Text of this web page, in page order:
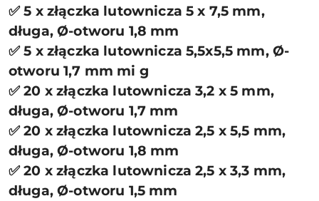
✅ 5 x złączka lutownicza 5 x 7,5 mm,
długa, Ø-otworu 1,8 mm
✅ 5 x złączka lutownicza 5,5x5,5 mm, Ø-
otworu 1,7 mm mi g
✅ 20 x złączka lutownicza 3,2 x 5 mm,
długa, Ø-otworu 1,7 mm
✅ 20 x złączka lutownicza 2,5 x 5,5 mm,
długa, Ø-otworu 1,8 mm
✅ 20 x złączka lutownicza 2,5 x 3,3 mm,
długa, Ø-otworu 1,5 mm